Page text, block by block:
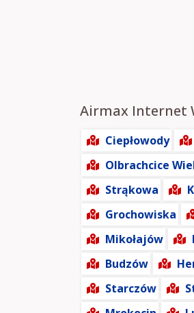
Airmax Internet
Ciepłowody
Olbrachcice
Strąkowa
Grochowiska
Mikołajów
Budzów
Starczów